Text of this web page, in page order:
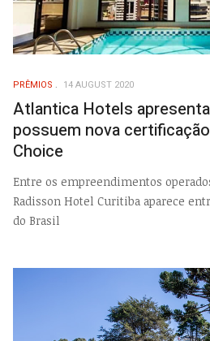
PRÊMIOS 14 AUGUST 2020
Atlantica Hotels
possuem nova
Choice
Entre os empreendimentos
Radisson Hotel Curitiba aparece
do Brasil